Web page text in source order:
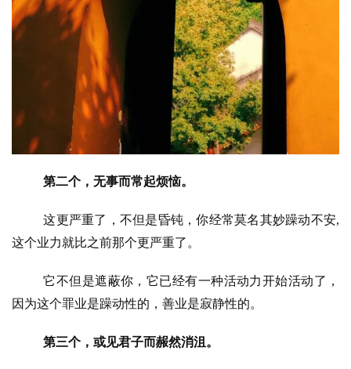
第二个，无事而常起烦恼。
这更严重了，不但是昏钝，你经常莫名其妙躁动不安,
这个业力就比之前那个更严重了。
它不但是遮蔽你，它已经有一种活动力开始活动了，
因为这个罪业是躁动性的，善业是寂静性的。
第三个，或见君子而赧然消沮。